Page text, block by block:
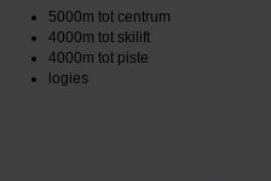
5000m tot centrum
4000m tot skilift
4000m tot piste
logies